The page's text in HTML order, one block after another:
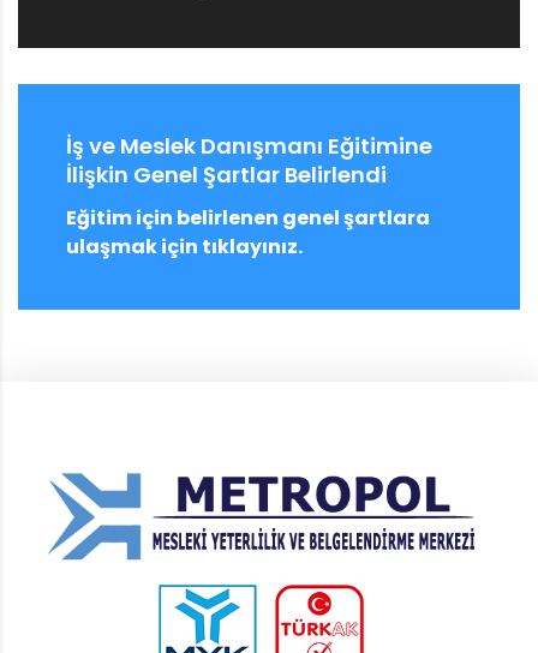
İş ve Meslek Danışmanı Eğitimine
İlişkin Genel Şartlar Belirlendi
Eğitim için belirlenen genel şartlara
ulaşmak için tıklayınız.